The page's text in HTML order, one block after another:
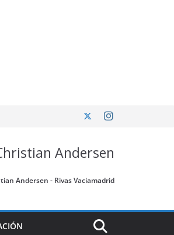
Andersen
Andersen - Rivas Vaciamadrid